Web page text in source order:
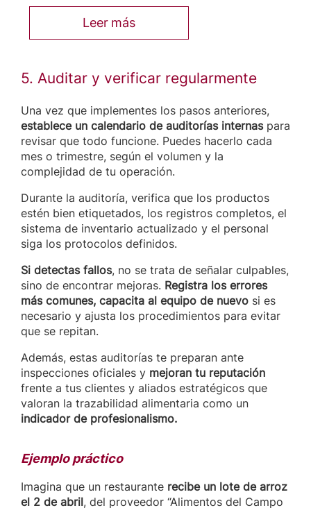
Leer más
5. Auditar y verificar regularmente
Una vez que implementes los pasos anteriores,
establece un calendario de auditorías internas para
revisar que todo funcione. Puedes hacerlo cada
mes o trimestre, según el volumen y la
complejidad de tu operación.
Durante la auditoría, verifica que los productos
estén bien etiquetados, los registros completos, el
sistema de inventario actualizado y el personal
siga los protocolos definidos.
Si detectas fallos, no se trata de señalar culpables,
sino de encontrar mejoras. Registra los errores
más comunes, capacita al equipo de nuevo si es
necesario y ajusta los procedimientos para evitar
que se repitan.
Además, estas auditorías te preparan ante
inspecciones oficiales y mejoran tu reputación
frente a tus clientes y aliados estratégicos que
valoran la trazabilidad alimentaria como un
indicador de profesionalismo.
Ejemplo práctico
Imagina que un restaurante recibe un lote de arroz
el 2 de abril, del proveedor “Alimentos del Campo